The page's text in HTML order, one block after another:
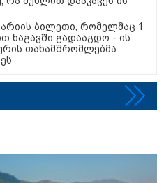
ბილეთი, რომელმაც 1
ნაგავში გადააგდო - ის
თანამშრომლებმა